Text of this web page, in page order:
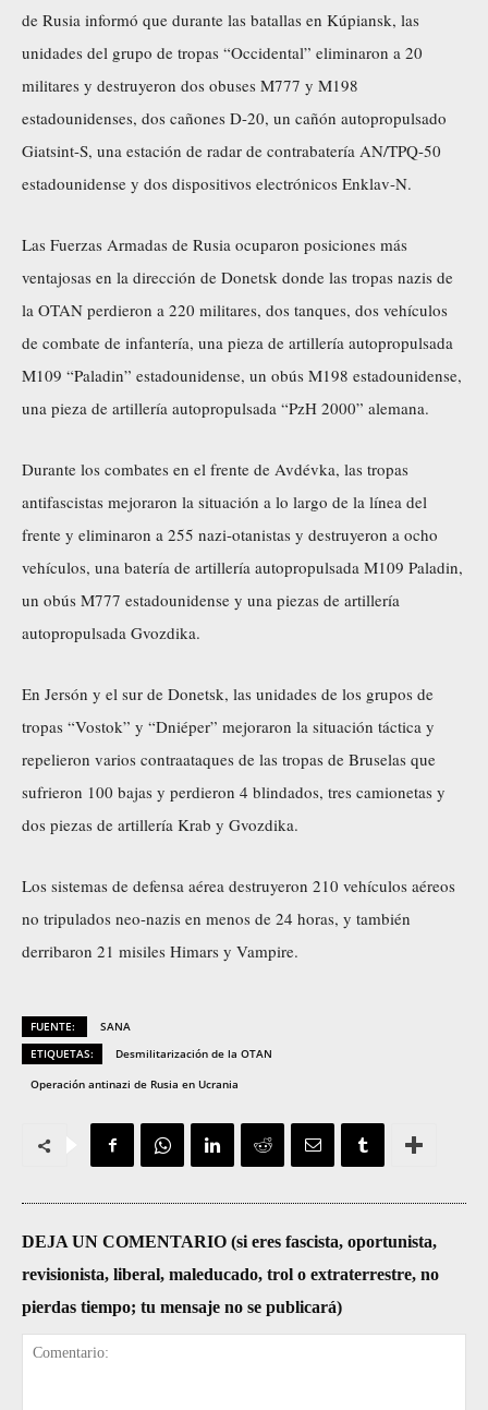
de Rusia informó que durante las batallas en Kúpiansk, las
unidades del grupo de tropas “Occidental” eliminaron a 20
militares y destruyeron dos obuses M777 y M198
estadounidenses, dos cañones D-20, un cañón autopropulsado
Giatsint-S, una estación de radar de contrabatería AN/TPQ-50
estadounidense y dos dispositivos electrónicos Enklav-N.
Las Fuerzas Armadas de Rusia ocuparon posiciones más
ventajosas en la dirección de Donetsk donde las tropas nazis de
la OTAN perdieron a 220 militares, dos tanques, dos vehículos
de combate de infantería, una pieza de artillería autopropulsada
M109 “Paladin” estadounidense, un obús M198 estadounidense,
una pieza de artillería autopropulsada “PzH 2000” alemana.
Durante los combates en el frente de Avdévka, las tropas
antifascistas mejoraron la situación a lo largo de la línea del
frente y eliminaron a 255 nazi-otanistas y destruyeron a ocho
vehículos, una batería de artillería autopropulsada M109 Paladin,
un obús M777 estadounidense y una piezas de artillería
autopropulsada Gvozdika.
En Jersón y el sur de Donetsk, las unidades de los grupos de
tropas “Vostok” y “Dniéper” mejoraron la situación táctica y
repelieron varios contraataques de las tropas de Bruselas que
sufrieron 100 bajas y perdieron 4 blindados, tres camionetas y
dos piezas de artillería Krab y Gvozdika.
Los sistemas de defensa aérea destruyeron 210 vehículos aéreos
no tripulados neo-nazis en menos de 24 horas, y también
derribaron 21 misiles Himars y Vampire.
FUENTE:
SANA
ETIQUETAS:
Desmilitarización de la OTAN
Operación antinazi de Rusia en Ucrania
DEJA UN COMENTARIO (si eres fascista, oportunista,
revisionista, liberal, maleducado, trol o extraterrestre, no
pierdas tiempo; tu mensaje no se publicará)